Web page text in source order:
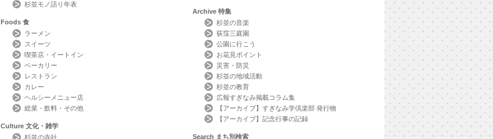
杉並モノ語り年表
Foods 食
ラーメン
スイーツ
喫茶店・イートイン
ベーカリー
レストラン
カレー
ヘルシーメニュー店
総菜・飲料・その他
Culture 文化・雑学
杉並の寺社
Archive 特集
杉並の音楽
荻窪三庭園
公園に行こう
お花見ポイント
災害・防災
杉並の地域活動
杉並の教育
広報すぎなみ掲載コラム集
【アーカイブ】すぎなみ学倶楽部 発行物
【アーカイブ】記念行事の記録
Search まち別検索